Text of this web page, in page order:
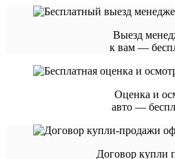
Выезд
к вам —
Оценка и
авто —
Договор купли